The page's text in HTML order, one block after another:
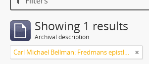
Showing 1 results
Archival description
Carl Michael Bellman: Fredmans epistlar m.m.